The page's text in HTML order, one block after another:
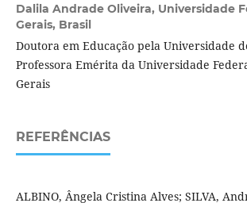
Dalila Andrade Oliveira, Universidade
Gerais, Brasil
Doutora em Educação pela Universidade
Professora Emérita da Universidade
Gerais
REFERÊNCIAS
ALBINO, Ângela Cristina Alves; SILVA,